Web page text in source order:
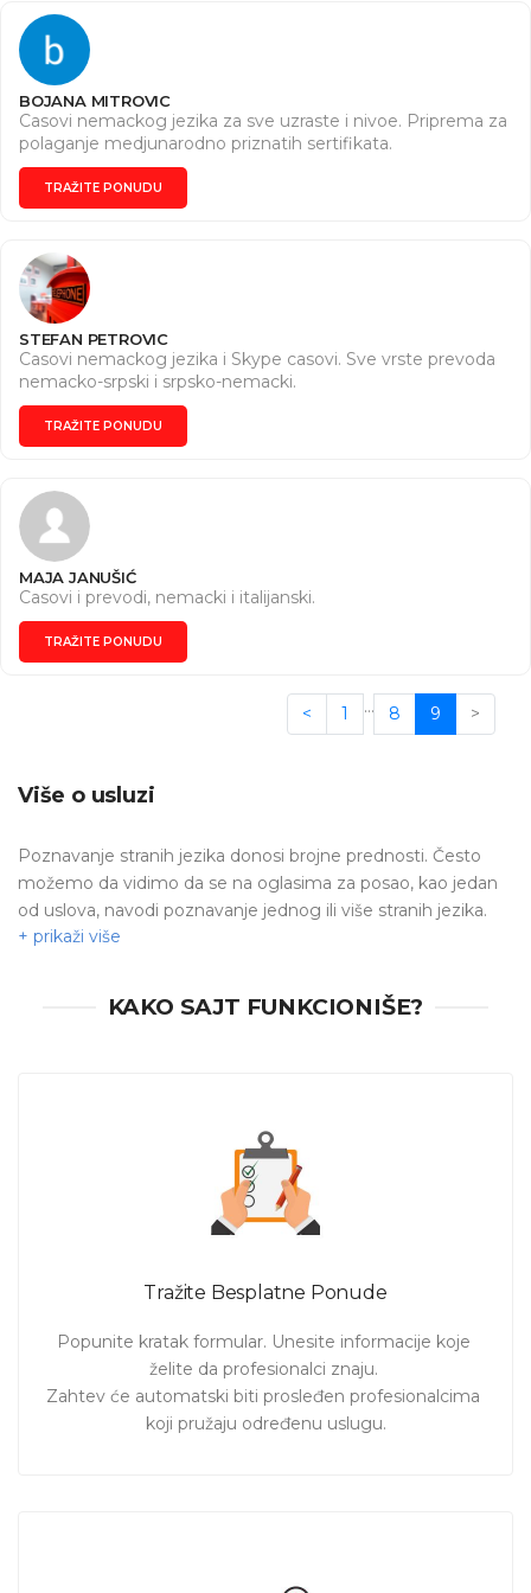
dovodimo do zeljenih ciljeva. Bilo da su konverzacione,
pisane, ispitne potrebe. Konverzacioni nemacki .
Kontaktirajte nas putem +381638085007
BOJANA MITROVIC
Casovi nemackog jezika za sve uzraste i nivoe. Priprema za
polaganje medjunarodno priznatih sertifikata.
TRAŽITE PONUDU
STEFAN PETROVIC
Casovi nemackog jezika i Skype casovi. Sve vrste prevoda
nemacko-srpski i srpsko-nemacki.
TRAŽITE PONUDU
MAJA JANUŠIĆ
Casovi i prevodi, nemacki i italijanski.
TRAŽITE PONUDU
< 1 … 8 9 >
Više o usluzi
Poznavanje stranih jezika donosi brojne prednosti. Često
možemo da vidimo da se na oglasima za posao, kao jedan
od uslova, navodi poznavanje jednog ili više stranih jezika.
Nemački jezik
posebno ukoliko pronađete adekvatnog profesora.
Posetite stranice:časovi italijanskog jezika ,časovi
nemačkog za pripremu za rad u inostranstvu, časovi
, individualni ili časovi u malim
grupama, online časovi. Pošaljite Vaš zahtev i pogledajte
rofesora nemačkog jezika
cene časova nemačkog. Izaberite profesora za Vas.
KAKO SAJT FUNKCIONIŠE?
Tražite Besplatne Ponude
Popunite kratak formular. Unesite informacije koje
želite da profesionalci znaju.
Zahtev će automatski biti prosleđen profesionalcima
koji pružaju određenu uslugu.